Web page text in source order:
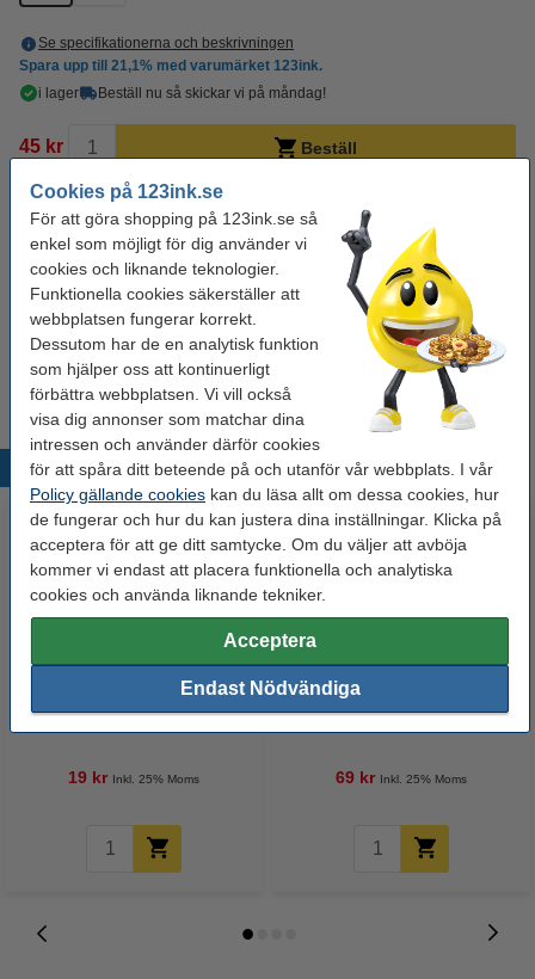
Cookies på 123ink.se
För att göra shopping på 123ink.se så
enkel som möjligt för dig använder vi
cookies och liknande teknologier.
Funktionella cookies säkerställer att
webbplatsen fungerar korrekt.
Dessutom har de en analytisk funktion
som hjälper oss att kontinuerligt
förbättra webbplatsen. Vi vill också
visa dig annonser som matchar dina
intressen och använder därför cookies
för att spåra ditt beteende på och utanför vår webbplats. I vår
Policy gällande cookies kan du läsa allt om dessa cookies, hur
de fungerar och hur du kan justera dina inställningar. Klicka på
acceptera för att ge ditt samtycke. Om du väljer att avböja
kommer vi endast att placera funktionella och analytiska
cookies och använda liknande tekniker.
Acceptera
Endast Nödvändiga
Se specifikationerna och beskrivningen
Spara upp till 21,1% med varumärket 123ink.
i lager
Beställ nu så skickar vi på måndag!
45 kr Beställ
Köp5st
för endast
195 kr
Batteriet benämns
även som:
Populära produkter
Rengöringsduk för
laserskrivare
19 kr Inkl. 25% Moms
Duracell Procell CR2032
Lithium knappcellsbatteri 5st
69 kr Inkl. 25% Moms